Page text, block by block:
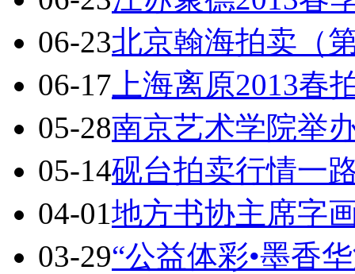
06-23北京翰海拍卖（
06-17 上海离原2013春
05-28南京艺术学院举
05-14砚台拍卖行情一
04-01地方书协主席字
03-29“公益体彩•墨香